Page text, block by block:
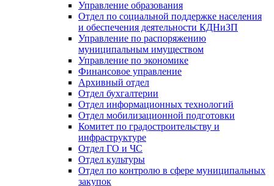
Управление образования
Отдел по социальной поддержке населения
и обеспечения деятельности КДНиЗП
Управление по распоряжению
муниципальным имуществом
Управление по экономике
Финансовое управление
Архивный отдел
Отдел бухгалтерии
Отдел информационных технологий
Отдел мобилизационной подготовки
Комитет по градостроительству и
инфраструктуре
Отдел ГО и ЧС
Отдел культуры
Отдел по контролю в сфере муниципальных
закупок